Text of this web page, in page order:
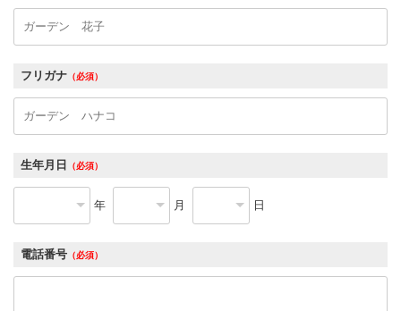
フリガナ （必須）
生年月日 （必須）
年 月 日
電話番号 （必須）